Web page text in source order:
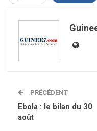
PRÉCÉDENT
Ebola : le bilan du 30
août